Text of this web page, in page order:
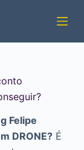
Felipe
DRONE?É